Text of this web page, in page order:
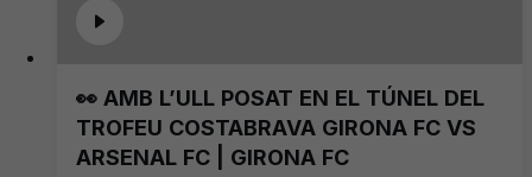
👀 AMB L’ULL POSAT EN EL TÚNEL DEL
TROFEU COSTABRAVA GIRONA FC VS
ARSENAL FC | GIRONA FC